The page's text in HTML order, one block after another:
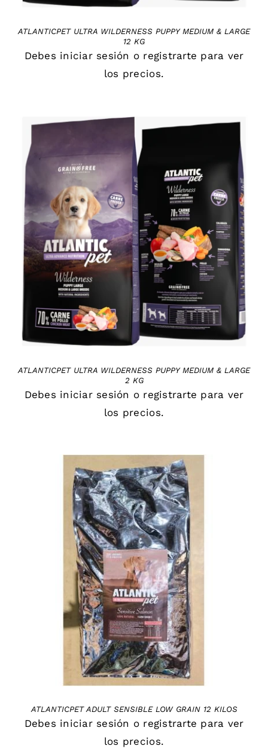
ATLANTICPET ULTRA WILDERNESS PUPPY MEDIUM & LARGE
12 KG
Debes iniciar sesión o registrarte para ver
los precios.
DETAILS
ATLANTICPET ULTRA WILDERNESS PUPPY MEDIUM & LARGE
2 KG
Debes iniciar sesión o registrarte para ver
los precios.
DETAILS
ATLANTICPET ADULT SENSIBLE LOW GRAIN 12 KILOS
Debes iniciar sesión o registrarte para ver
los precios.